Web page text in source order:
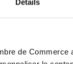
Détails
de